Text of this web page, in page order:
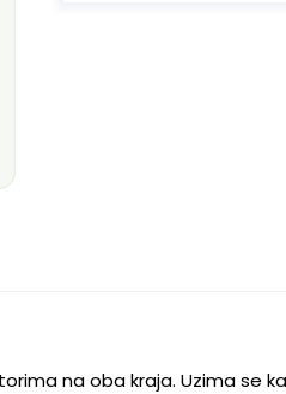
na oba kraja. Uzima se